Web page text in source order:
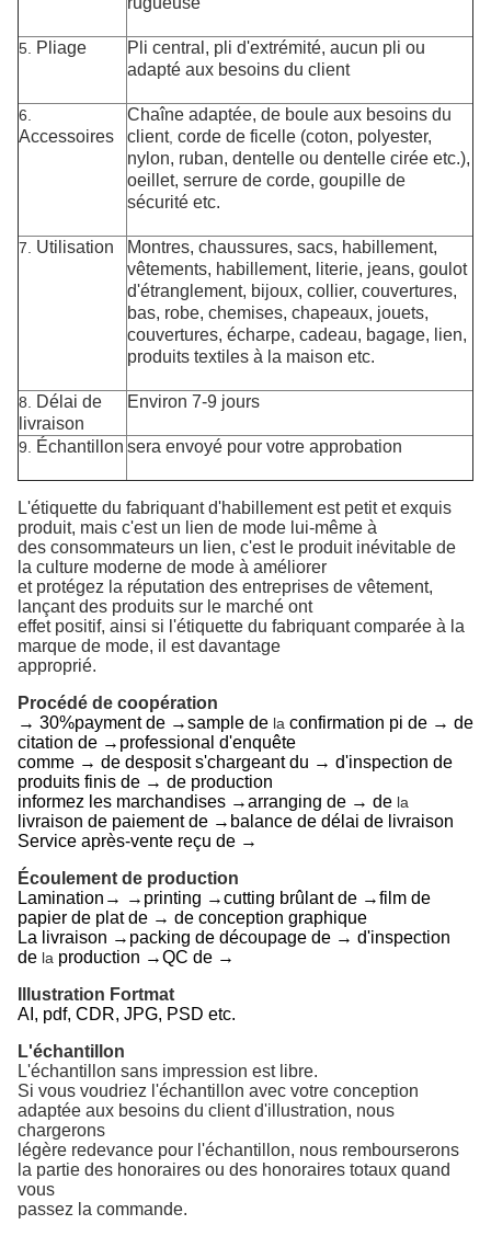
5. Pliage
Pli central, pli d'extrémité, aucun pli ou
adapté aux besoins du client
6.
Accessoires
Chaîne adaptée, de boule aux besoins du
client, corde de ficelle (coton, polyester,
nylon, ruban, dentelle ou dentelle cirée etc.),
oeillet, serrure de corde, goupille de
sécurité etc.
7. Utilisation Montres, chaussures, sacs, habillement,
vêtements, habillement, literie, jeans, goulot
d'étranglement, bijoux, collier, couvertures,
bas, robe, chemises, chapeaux, jouets,
couvertures, écharpe, cadeau, bagage, lien,
produits textiles à la maison etc.
8.
Délai de
livraison
Environ 7-9 jours
9. Échantillon sera envoyé pour votre approbation
L'étiquette du fabriquant d'habillement est petit et exquis
produit, mais c'est un lien de mode lui-même à
des consommateurs un lien, c'est le produit inévitable de
la culture moderne de mode à améliorer
et protégez la réputation des entreprises de vêtement,
lançant des produits sur le marché ont
effet positif, ainsi si l'étiquette du fabriquant comparée à la
marque de mode, il est davantage
approprié.
Procédé de coopération
→ 30%payment de →sample de la confirmation pi de → de
citation de →professional d'enquête
comme → de desposit s'chargeant du → d'inspection de
produits finis de → de production
informez les marchandises →arranging de → de la
livraison de paiement de →balance de délai de livraison
Service après-vente reçu de →
Écoulement de production
Lamination→ →printing →cutting brûlant de →film de
papier de plat de → de conception graphique
La livraison →packing de découpage de → d'inspection
de la production →QC de →
Illustration Fortmat
AI, pdf, CDR, JPG, PSD etc.
L'échantillon
L'échantillon sans impression est libre.
Si vous voudriez l'échantillon avec votre conception
adaptée aux besoins du client d'illustration, nous
chargerons
légère redevance pour l'échantillon, nous rembourserons
la partie des honoraires ou des honoraires totaux quand
vous
passez la commande.